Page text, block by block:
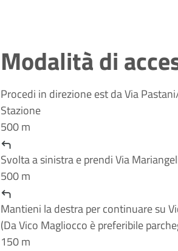
Modalità di
Procedi in direzioneestdaVia Pastani
Stazione
500 m
Svolta asinistrae prendiVia
500 m
Mantieni ladestraper continuare su
(Da Vico Magliocco è preferibile
150 m